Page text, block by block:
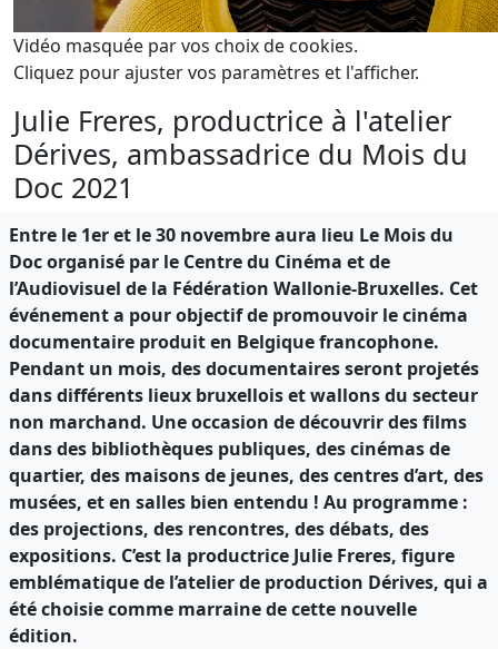
Vidéo masquée par vos choix de cookies.
Cliquez pour ajuster vos paramètres et l'afficher.
Julie Freres, productrice à l'atelier
Dérives, ambassadrice du Mois du
Doc 2021
Entre le 1er et le 30 novembre aura lieu Le Mois du
Doc organisé par le Centre du Cinéma et de
l’Audiovisuel de la Fédération Wallonie-Bruxelles. Cet
événement a pour objectif de promouvoir le cinéma
documentaire produit en Belgique francophone.
Pendant un mois, des documentaires seront projetés
dans différents lieux bruxellois et wallons du secteur
non marchand. Une occasion de découvrir des films
dans des bibliothèques publiques, des cinémas de
quartier, des maisons de jeunes, des centres d’art, des
musées, et en salles bien entendu ! Au programme :
des projections, des rencontres, des débats, des
expositions. C’est la productrice Julie Freres, figure
emblématique de l’atelier de production Dérives, qui a
été choisie comme marraine de cette nouvelle
édition.